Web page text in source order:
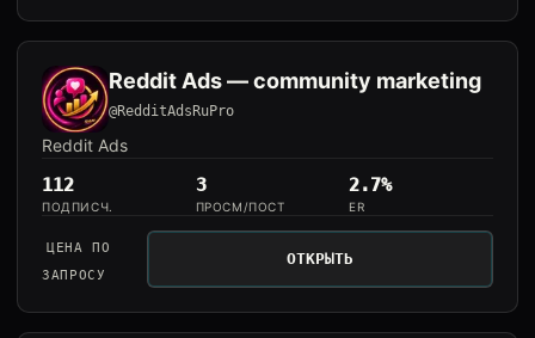
Reddit Ads — community marketing
@RedditAdsRuPro
Reddit Ads
112
ПОДПИСЧ.
3
ПРОСМ/ПОСТ
2.7%
ER
ЦЕНА ПО
ЗАПРОСУ
ОТКРЫТЬ